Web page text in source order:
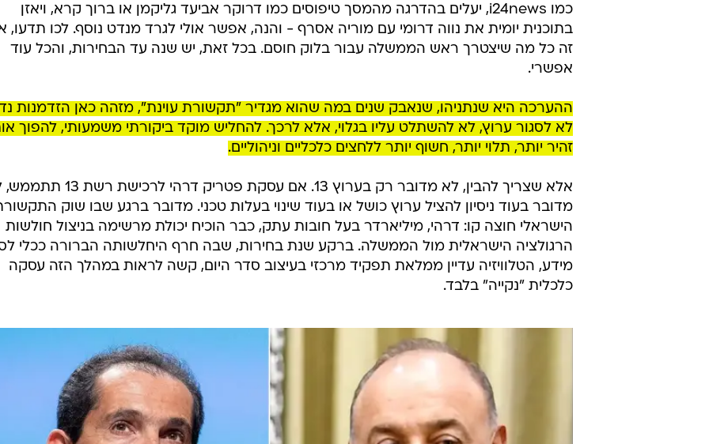
שרון גל מראיין את בנימין נתניהו / צילום מסך, i24News
אם השר קרעי היה חכם, הוא היה עוזב את
רפורמת השידורים המטופשת וחסרת הסיכוי שלו - ועובר לעבוד רק במיזוג 13
שהוא כבר עושה זאת. מבחינה פוליטית, זהו מהלך כמעט אידיאלי עבור המשטר הסמכותני
כמו i24news, יעלים בהדרגה מהמסך טיפוסים כמו דרוקר אביעד גליקמן או ברוך קרא, ויאזן
בתוכנית יומית את נווה דרומי עם מוריה אסרף - והנה, אפשר אולי לגרד מנדט נוסף. לכו תדעו,
זה כל מה שיצטרך ראש הממשלה עבור בלוק חוסם. בכל זאת, יש שנה עד הבחירות, והכל עוד
אפשרי.
ההערכה היא שנתניהו, שנאבק שנים במה שהוא מגדיר "תקשורת עוינת", מזהה כאן הזדמנות
לא לסגור ערוץ, לא להשתלט עליו בגלוי, אלא לרכך. להחליש מוקד ביקורתי משמעותי, להפוך
מדובר בעוד ניסיון להציל ערוץ כושל או בעוד שינוי בעלות טכני. מדובר ברגע שבו שוק התקשורת
הישראלי חוצה קו: דרהי, מיליארדר בעל חובות עתק, כבר הוכיח יכולת מרשימה בניצול חולשות
הרגולציה הישראלית מול הממשלה. ברקע שנת בחירות, שבה חרף היחלשותה הברורה ככלי
מידע, הטלוויזיה עדיין ממלאת תפקיד מרכזי בעיצוב סדר היום, קשה לראות במהלך הזה עסקה